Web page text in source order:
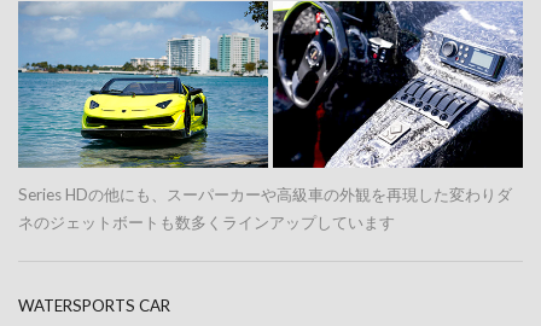
Series HDの他にも、スーパーカーや高級車の外観を再現した変わりダ
ネのジェットボートも数多くラインアップしています
WATERSPORTS CAR